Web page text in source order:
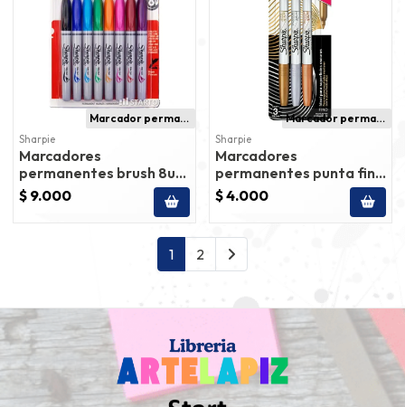
Marcador permanente
Sharpie
Marcadores
permanentes brush 8un
sharpie
$ 9.000
Marcador permanente
Sharpie
Marcadores
permanentes punta fina
metalicos 3un sharpie
$ 4.000
1 2